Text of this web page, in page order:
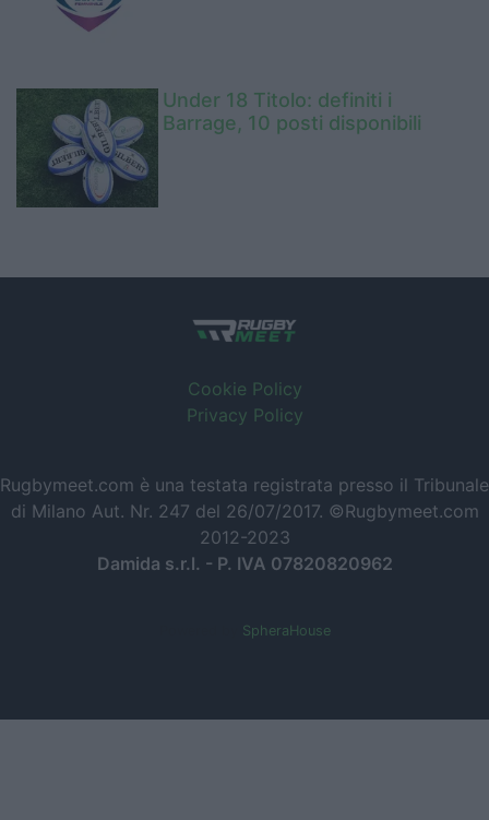
Under 18 Titolo: definiti i
Barrage, 10 posti disponibili
Cookie Policy
Privacy Policy
Rugbymeet.com è una testata registrata presso il Tribunale
di Milano Aut. Nr. 247 del 26/07/2017. ©Rugbymeet.com
2012-2023
Damida s.r.l. - P. IVA 07820820962
SpheraHouse